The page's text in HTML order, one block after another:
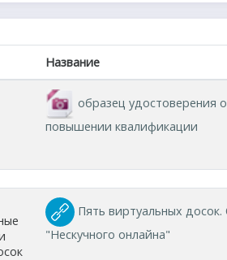
Название
образец удостоверения о
повышении квалификации
Пять виртуальных
"Нескучного онлайна"